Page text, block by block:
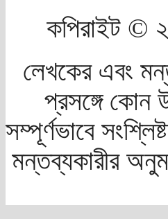
কপিরাইট ©
লেখকের এবং
প্রসঙ্গে কোন
সম্পূর্ণভাবে
মন্তব্যকারীর